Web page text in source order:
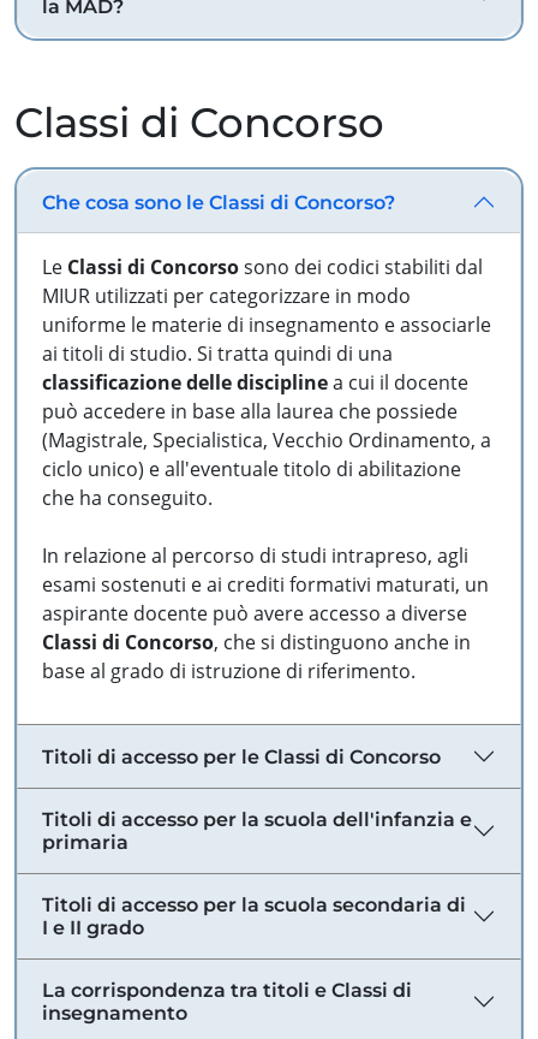
la MAD?
Classi di Concorso
Che cosa sono le Classi di Concorso?
Le Classi di Concorsosono dei codici stabiliti dal
MIUR utilizzati per categorizzare in modo
uniforme le materie di insegnamento e associarle
ai titoli di studio. Si tratta quindi di una
classificazione delle disciplinea cui il docente
può accedere in base alla laurea che possiede
(Magistrale, Specialistica, Vecchio Ordinamento, a
ciclo unico) e all'eventuale titolo di abilitazione
che ha conseguito.
In relazione al percorso di studi intrapreso, agli
esami sostenuti e ai crediti formativi maturati, un
aspirante docente può avere accesso a diverse
Classi di Concorso, che si distinguono anche in
base al grado di istruzione di riferimento.
Titoli di accesso per le Classi di Concorso
Titoli di accesso per la scuola dell'infanzia e
primaria
Titoli di accesso per la scuola secondaria di
I e II grado
La corrispondenza tra titoli e Classi di
insegnamento